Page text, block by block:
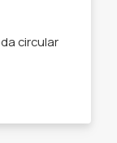
circular